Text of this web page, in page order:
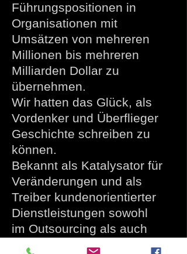
Führungspositionen in
Organisationen mit
Umsätzen von mehreren
Millionen bis mehreren
Milliarden Dollar zu
übernehmen.
Wir hatten das Glück, als
Vordenker und Überflieger
Geschichte schreiben zu
können.
Bekannt als Katalysator für
Veränderungen und als
Treiber kundenorientierter
Dienstleistungen sowohl
im Outsourcing als auch
im internen Betrieb.